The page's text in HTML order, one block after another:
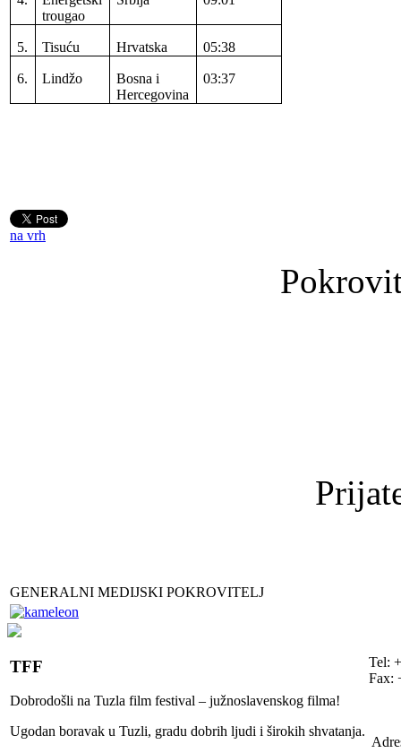
trougao
5. Tisuću Hrvatska 05:38
6. Lindžo
Bosna i
Hercegovina
03:37
na vrh
GENERALNI MEDIJSKI POKROVITELJ
TFF
Dobrodošli na Tuzla film festival – južnoslavenskog filma!
Ugodan boravak u Tuzli, gradu dobrih ljudi i širokih shvatanja.
Tel:
Fax: